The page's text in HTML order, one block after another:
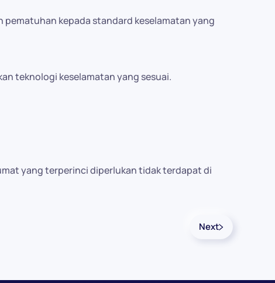
kepada standard keselamatan yang
teknologi keselamatan yang sesuai.
yang terperinci diperlukan tidak terdapat di
Next